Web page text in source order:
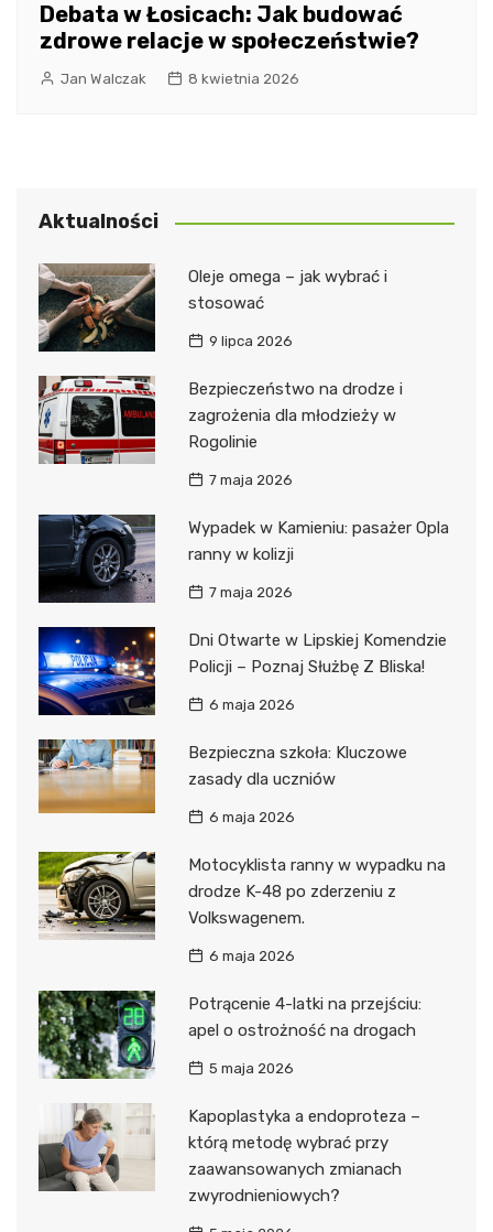
Debata w Łosicach: Jak budować
zdrowe relacje w społeczeństwie?
Jan Walczak 8 kwietnia 2026
Aktualności
Oleje omega – jak wybrać i
stosować
9 lipca 2026
Bezpieczeństwo na drodze i
zagrożenia dla młodzieży w
Rogolinie
7 maja 2026
Wypadek w Kamieniu: pasażer Opla
ranny w kolizji
7 maja 2026
Dni Otwarte w Lipskiej Komendzie
Policji – Poznaj Służbę Z Bliska!
6 maja 2026
Bezpieczna szkoła: Kluczowe
zasady dla uczniów
6 maja 2026
Motocyklista ranny w wypadku na
drodze K-48 po zderzeniu z
Volkswagenem.
6 maja 2026
Potrącenie 4-latki na przejściu:
apel o ostrożność na drogach
5 maja 2026
Kapoplastyka a endoproteza –
którą metodę wybrać przy
zaawansowanych zmianach
zwyrodnieniowych?